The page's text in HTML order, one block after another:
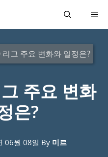
메
그 주요 변화와 일정은?
주요 변화
은?
06월 08일 By 미르